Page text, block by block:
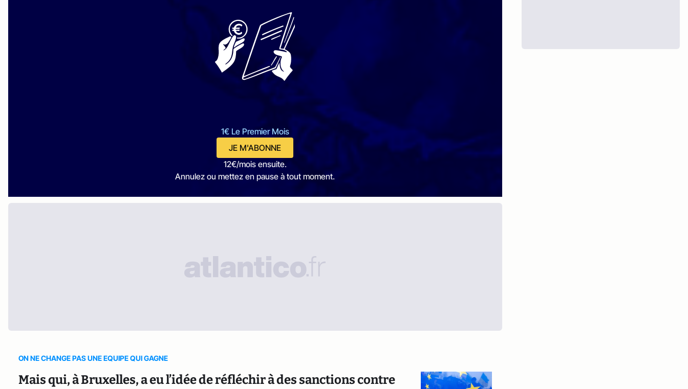
1€ Le Premier Mois
JE M'ABONNE
12€/mois ensuite.
Annulez ou mettez en pause à tout moment.
ON NE CHANGE PAS UNE EQUIPE QUI GAGNE
Mais qui, à Bruxelles, a eu l’idée de réfléchir à des sanctions contre